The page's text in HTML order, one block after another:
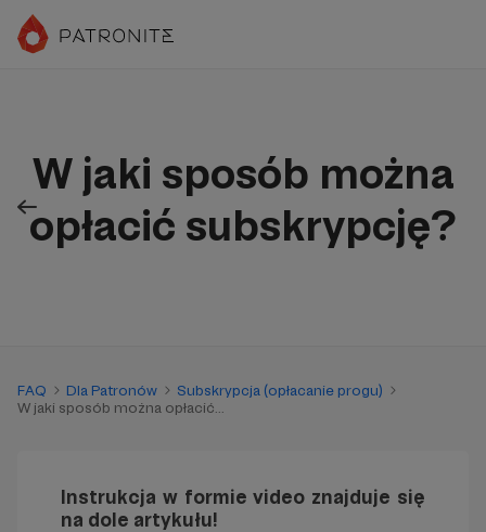
W jaki sposób można
opłacić subskrypcję?
FAQ Dla Patronów
Subskrypcja (opłacanie progu)
W jaki sposób można opłacić...
Instrukcja w formie video znajduje się
na dole artykułu!